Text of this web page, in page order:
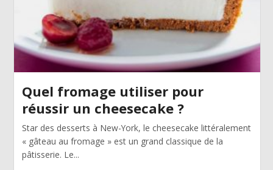
Quel fromage utiliser pour
réussir un cheesecake ?
Star des desserts à New-York, le cheesecake littéralement
« gâteau au fromage » est un grand classique de la
pâtisserie. Le...